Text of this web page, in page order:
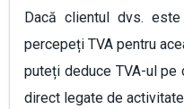
Dacă clientul dvs.
percepeți TVA pentru
puteți deduce TVA-ul
direct legate de